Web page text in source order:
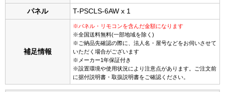
パネル T-PSCLS-6AW x 1
補足情報
※パネル・リモコンを含んだ金額になります
※全国送料無料(一部地域を除く)
※ご納品先確認の際に、法人名・屋号などをお伺いさせて
いただく場合がございます
※メーカー1年保証付き
※設置環境や使用状況により注意点があります。ご注文前
に据付説明書・取扱説明書をご確認ください。